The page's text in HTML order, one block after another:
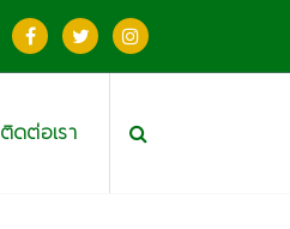
ติดต่อเรา